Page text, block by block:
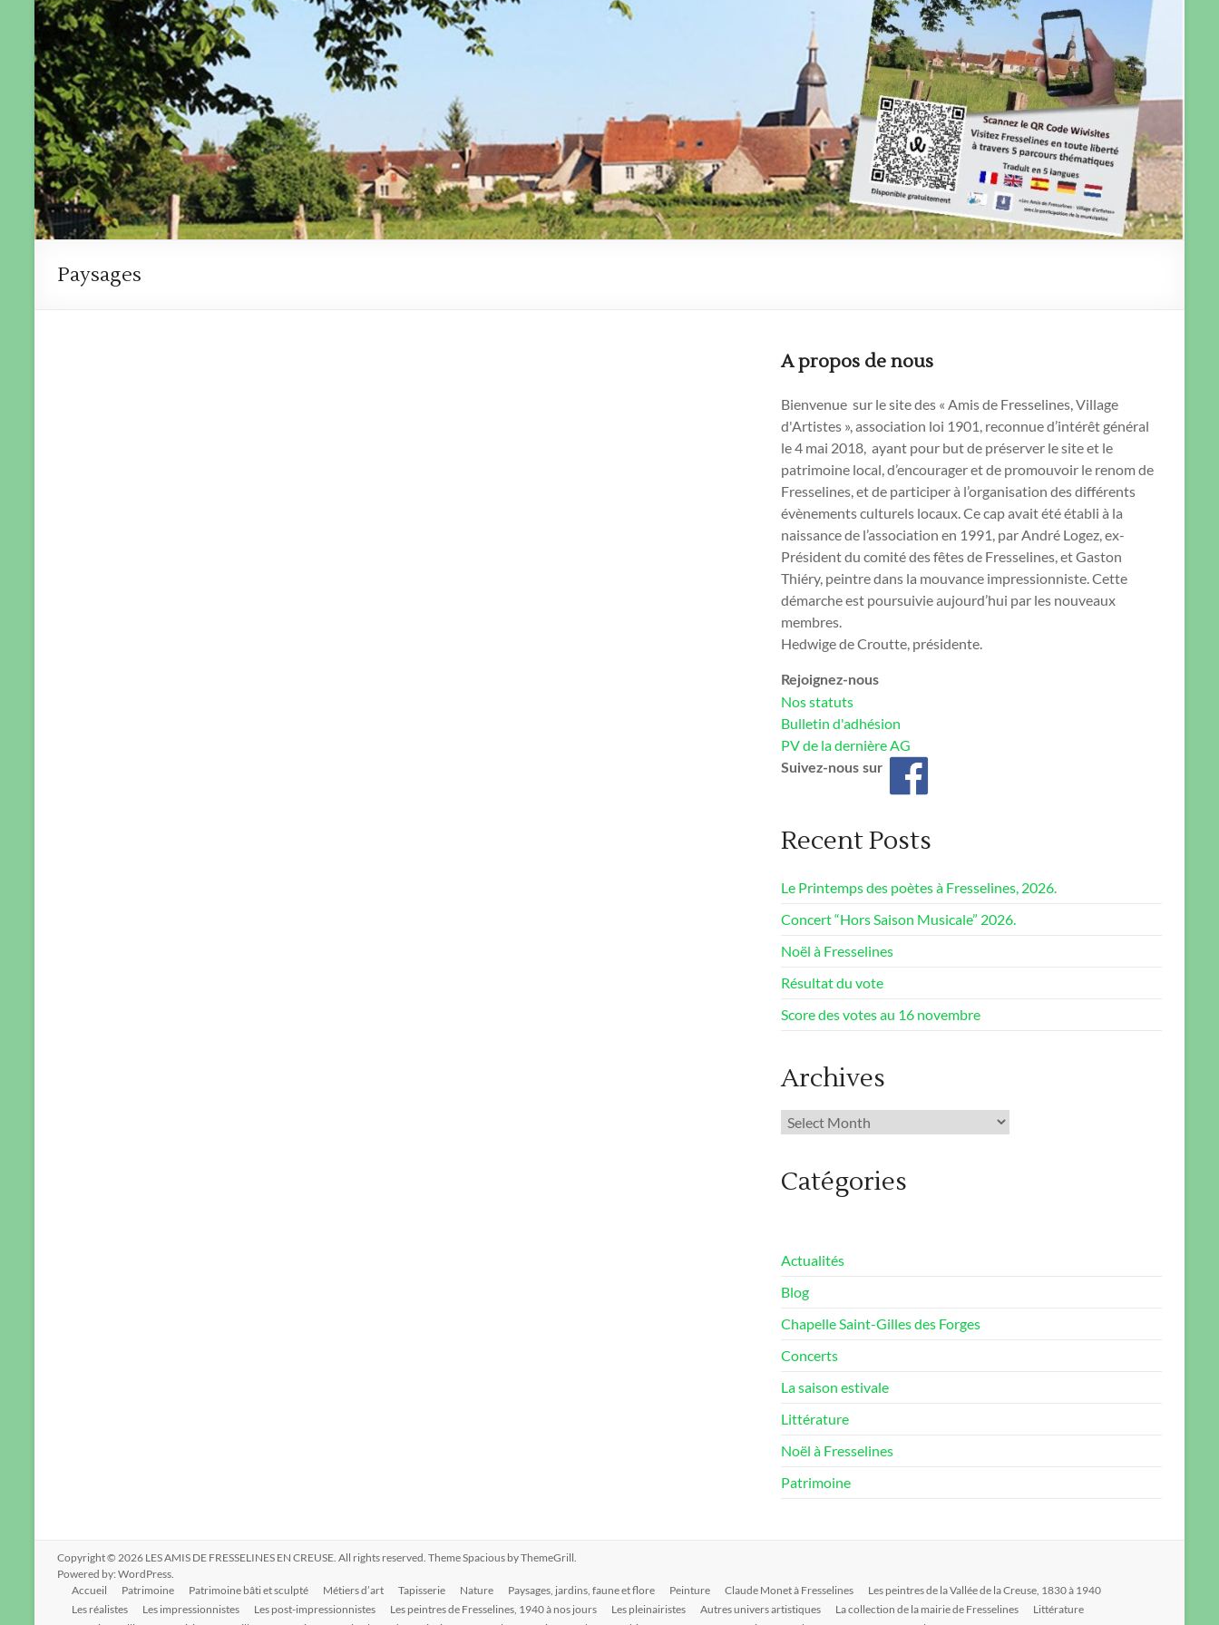
Paysages
A propos de nous
Bienvenue sur le site des « Amis de Fresselines, Village
d'Artistes », association loi 1901, reconnue d’intérêt général
le 4 mai 2018, ayant pour but de préserver le site et le
patrimoine local, d’encourager et de promouvoir le renom de
Fresselines, et de participer à l’organisation des différents
évènements culturels locaux. Ce cap avait été établi à la
naissance de l’association en 1991, par André Logez, ex-
Président du comité des fêtes de Fresselines, et Gaston
Thiéry, peintre dans la mouvance impressionniste. Cette
démarche est poursuivie aujourd’hui par les nouveaux
membres.
Hedwige de Croutte, présidente.
Rejoignez-nous
Nos statuts
Bulletin d'adhésion
PV de la dernière AG
Suivez-nous sur
Recent Posts
Le Printemps des poètes à Fresselines, 2026.
Concert “Hors Saison Musicale” 2026.
Noël à Fresselines
Résultat du vote
Score des votes au 16 novembre
Archives
Archives
Catégories
Actualités
Blog
Chapelle Saint-Gilles des Forges
Concerts
La saison estivale
Littérature
Noël à Fresselines
Patrimoine
Copyright © 2026 LES AMIS DE FRESSELINES EN CREUSE. All rights reserved. ThemeSpacious by ThemeGrill.
Powered by: WordPress.
Accueil
Patrimoine Patrimoine bâti et sculpté Métiers d’art Tapisserie Nature Paysages, jardins, faune et flore Peinture Claude Monet à Fresselines
Les peintres de la Vallée de la Creuse, 1830 à 1940
Les réalistes
Les impressionnistes Les post-impressionnistes Les peintres de Fresselines, 1940 à nos jours Les pleinairistes Autres univers artistiques La collection de la mairie de Fresselines
Littérature